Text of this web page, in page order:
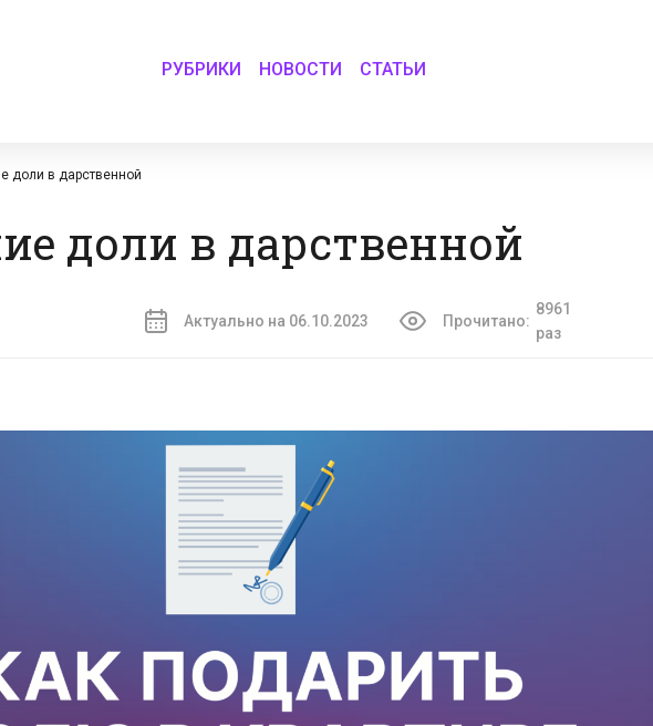
РУБРИКИ НОВОСТИ СТАТЬИ
доли в дарственной
доли в дарственной
Актуально на 06.10.2023 Прочитано:
8961
раз